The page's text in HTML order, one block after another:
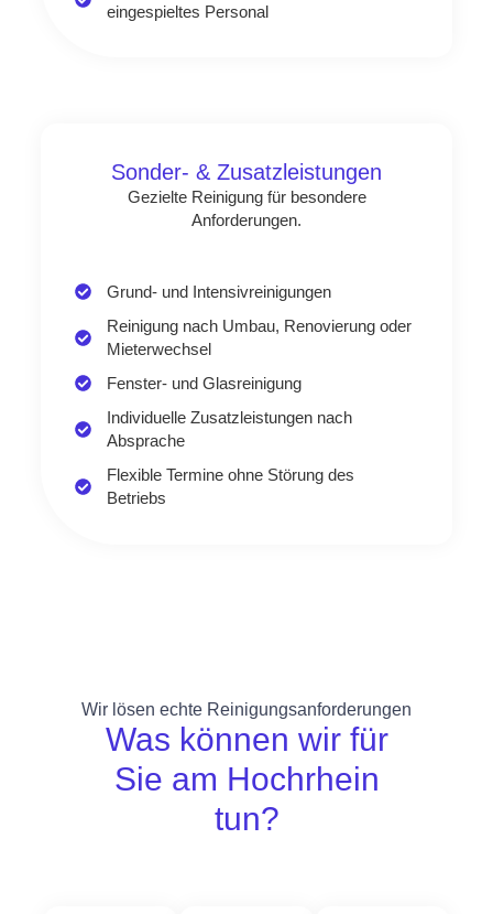
eingespieltes Personal
Sonder- & Zusatzleistungen
Gezielte Reinigung für besondere
Anforderungen.
Grund- und Intensivreinigungen
Reinigung nach Umbau, Renovierung oder
Mieterwechsel
Fenster- und Glasreinigung
Individuelle Zusatzleistungen nach
Absprache
Flexible Termine ohne Störung des
Betriebs
Wir lösen echte Reinigungsanforderungen
Was können wir für
Sie am Hochrhein
tun?